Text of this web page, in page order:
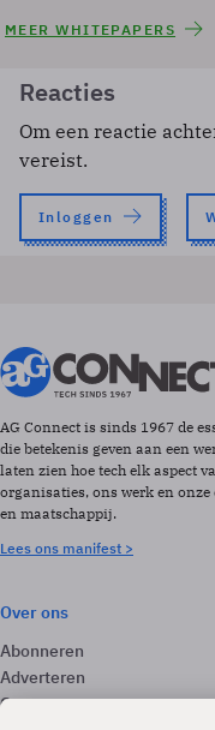
MEER WHITEPAPERS
Reacties
Om een reactie
vereist.
Inloggen
AG Connect is sinds 1967 de
die betekenis geven aan een
laten zien hoe tech elk aspect
organisaties, ons werk en
en maatschappij.
Lees ons manifest >
Over ons
Abonneren
Adverteren
Contact